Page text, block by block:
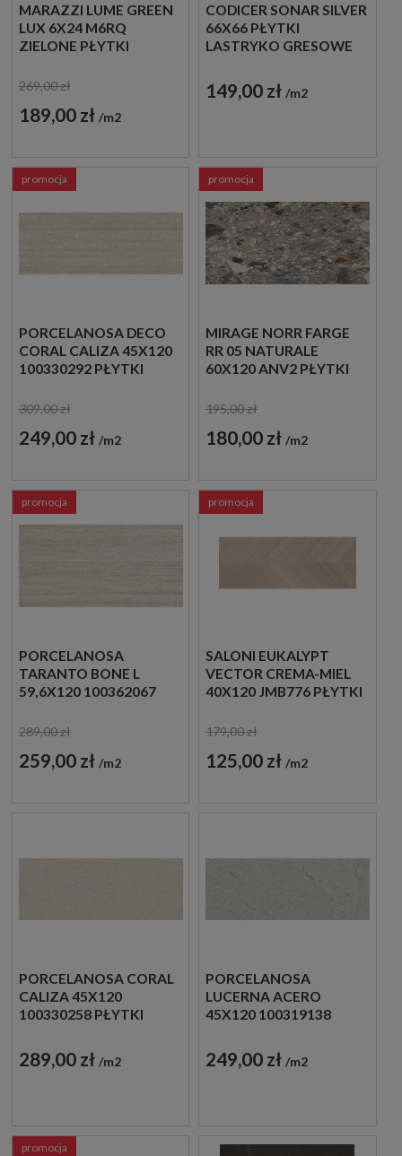
MARAZZI LUME GREEN
LUX 6X24 M6RQ
ZIELONE PŁYTKI
269,00 zł
189,00 zł m2
CODICER SONAR SILVER
66X66 PŁYTKI
LASTRYKO GRESOWE
149,00 zł m2
PORCELANOSA DECO
CORAL CALIZA 45X120
100330292 PŁYTKI
KAMIEŃ
309,00 zł
249,00 zł m2
promocja
MIRAGE NORR FARGE
RR 05 NATURALE
60X120 ANV2 PŁYTKI
195,00 zł
180,00 zł m2
promocja
PORCELANOSA
TARANTO BONE L
59,6X120 100362067
TRAWERTYNOWE
289,00 zł
259,00 zł m2
promocja
SALONI EUKALYPT
VECTOR CREMA-MIEL
40X120 JMB776 PŁYTKI
ŚCIENNE
179,00 zł
125,00 zł m2
promocja
PORCELANOSA CORAL
CALIZA 45X120
100330258 PŁYTKI
KAMIEŃ
289,00 zł m2
PORCELANOSA
LUCERNA ACERO
45X120 100319138
IMITUJĄCE KAMIEŃ
249,00 zł m2
promocja